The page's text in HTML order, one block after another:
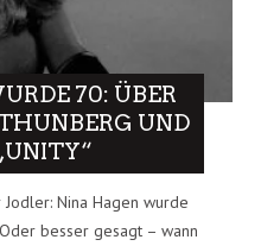
70: ÜBER
UND
Nina Hagen wurde
besser gesagt – wann